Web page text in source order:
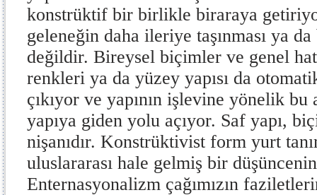
konstrüktif bir birlikle biraraya
geleneğin daha ileriye taşınması ya
değildir. Bireysel biçimler ve genel
renkleri ya da yüzey yapısı da
çıkıyor ve yapının işlevine yönelik bu
yapıya giden yolu açıyor. Saf yapı,
nişanıdır. Konstrüktivist form yurt
uluslararası hale gelmiş bir
Enternasyonalizm çağımızın